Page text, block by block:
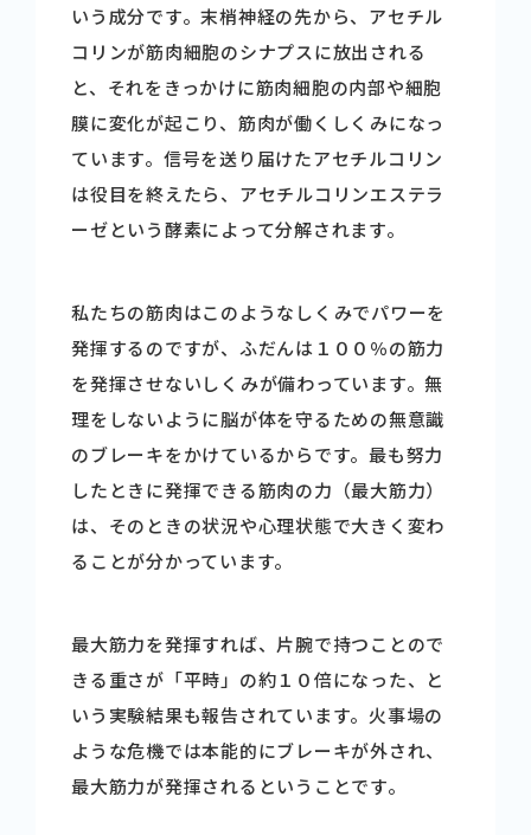
いう成分です。末梢神経の先から、アセチル
コリンが筋肉細胞のシナプスに放出される
と、それをきっかけに筋肉細胞の内部や細胞
膜に変化が起こり、筋肉が働くしくみになっ
ています。信号を送り届けたアセチルコリン
は役目を終えたら、アセチルコリンエステラ
ーゼという酵素によって分解されます。
私たちの筋肉はこのようなしくみでパワーを
発揮するのですが、ふだんは１００％の筋力
を発揮させないしくみが備わっています。無
理をしないように脳が体を守るための無意識
のブレーキをかけているからです。最も努力
したときに発揮できる筋肉の力（最大筋力）
は、そのときの状況や心理状態で大きく変わ
ることが分かっています。
最大筋力を発揮すれば、片腕で持つことので
きる重さが「平時」の約１０倍になった、と
いう実験結果も報告されています。火事場の
ような危機では本能的にブレーキが外され、
最大筋力が発揮されるということです。